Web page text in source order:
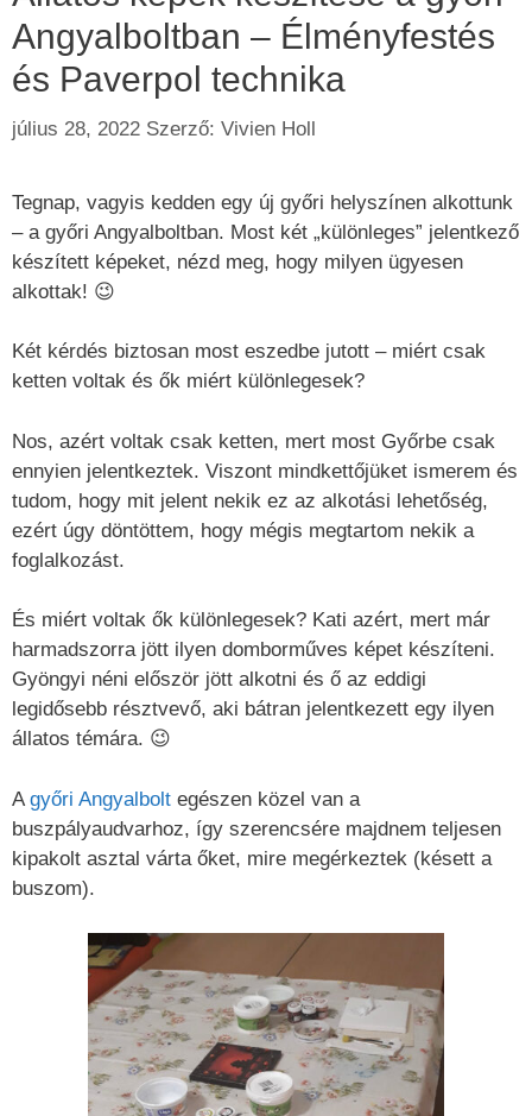
Angyalboltban – Élményfestés
és Paverpol technika
július 28, 2022 Szerző: Vivien Holl
Tegnap, vagyis kedden egy új győri helyszínen alkottunk
– a győri Angyalboltban. Most két „különleges” jelentkező
készített képeket, nézd meg, hogy milyen ügyesen
alkottak! 😉
Két kérdés biztosan most eszedbe jutott – miért csak
ketten voltak és ők miért különlegesek?
Nos, azért voltak csak ketten, mert most Győrbe csak
ennyien jelentkeztek. Viszont mindkettőjüket ismerem és
tudom, hogy mit jelent nekik ez az alkotási lehetőség,
ezért úgy döntöttem, hogy mégis megtartom nekik a
foglalkozást.
És miért voltak ők különlegesek? Kati azért, mert már
harmadszorra jött ilyen domborműves képet készíteni.
Gyöngyi néni először jött alkotni és ő az eddigi
legidősebb résztvevő, aki bátran jelentkezett egy ilyen
állatos témára. 😉
Agyőri Angyalbolt egészen közel van a
buszpályaudvarhoz, így szerencsére majdnem teljesen
kipakolt asztal várta őket, mire megérkeztek (késett a
buszom).